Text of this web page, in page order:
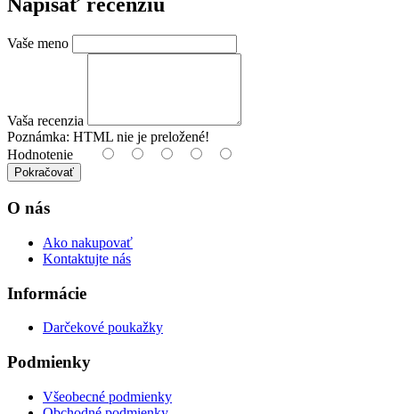
Napísať recenziu
Vaše meno
Vaša recenzia
Poznámka: HTML nie je preložené!
Hodnotenie
Pokračovať
O nás
Ako nakupovať
Kontaktujte nás
Informácie
Darčekové poukažky
Podmienky
Všeobecné podmienky